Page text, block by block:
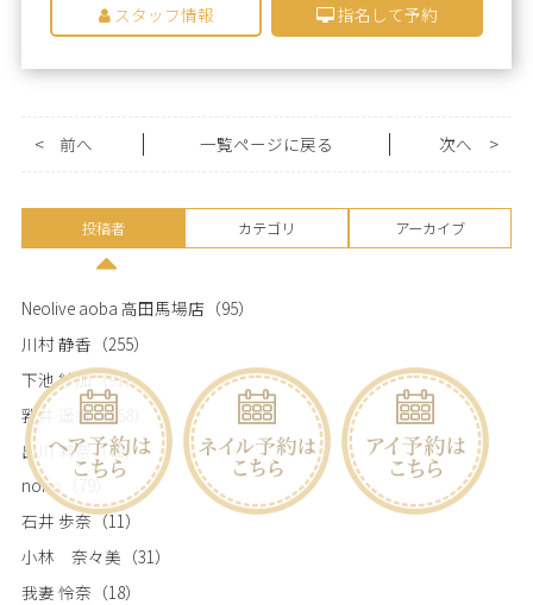
スタッフ情報 指名して予約
< 前へ 一覧ページに戻る >
次へ
投稿者 カテゴリ アーカイブ
Neolive aoba 高田馬場店 （95）
川村 静香 （255）
下池 紗加（91）
乳井 遥香（158）
出川 莉奈（78）
nono （79）
石井 歩奈（11）
小林 奈々美 （31）
我妻 怜奈 （18）